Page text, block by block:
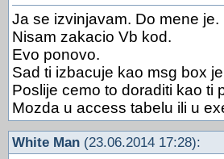
Ja se izvinjavam. Do mene je.
Nisam zakacio Vb kod.
Evo ponovo.
Sad ti izbacuje kao msg box
Poslije cemo to doraditi kao ti
Mozda u access tabelu ili u
White Man(23.06.2014 17:28):